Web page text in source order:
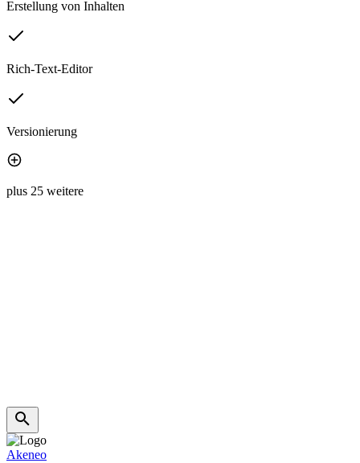
Erstellung von Inhalten
Rich-Text-Editor
Versionierung
plus 25 weitere
Akeneo